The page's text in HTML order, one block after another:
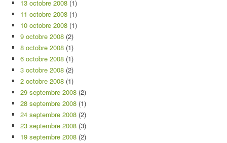
13 octobre 2008 (1)
11 octobre 2008 (1)
10 octobre 2008 (1)
9 octobre 2008 (2)
8 octobre 2008 (1)
6 octobre 2008 (1)
3 octobre 2008 (2)
2 octobre 2008 (1)
29 septembre 2008 (2)
28 septembre 2008 (1)
24 septembre 2008 (2)
23 septembre 2008 (3)
19 septembre 2008 (2)